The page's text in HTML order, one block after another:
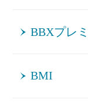
BBXプレ
BMI